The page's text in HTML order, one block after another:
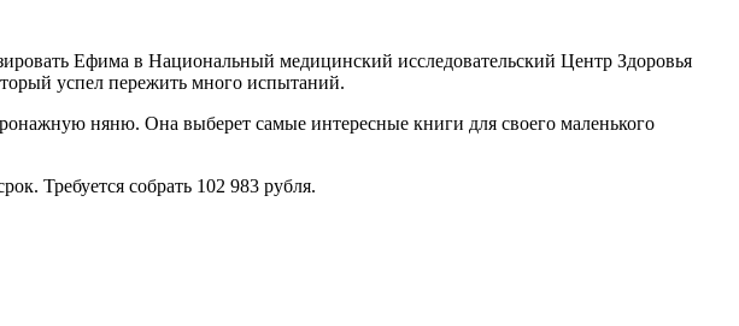
Ефима в Национальный медицинский иссле­довательский Центр Здоровья
успел пережить много испытаний.
няню. Она выберет самые интересные книги для своего маленького
Требуется собрать 102 983 рубля.